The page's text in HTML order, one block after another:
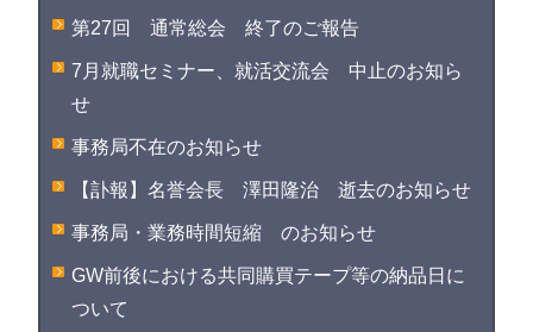
第27回 通常総会 終了のご報告
7月就職セミナー、就活交流会 中止のお知ら
せ
事務局不在のお知らせ
【訃報】名誉会長 澤田隆治 逝去のお知らせ
事務局・業務時間短縮 のお知らせ
GW前後における共同購買テープ等の納品日に
ついて